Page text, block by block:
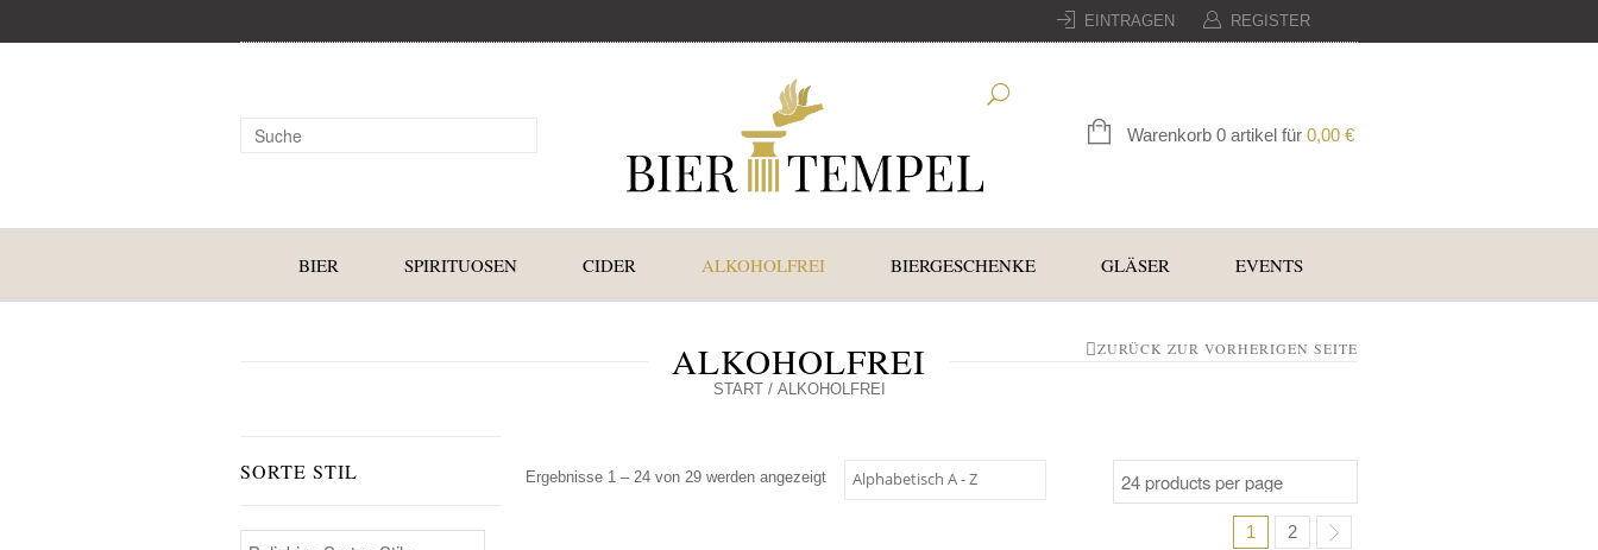
EINTRAGEN REGISTER
Warenkorb 0 artikel für 0,00 €
BIER SPIRITUOSEN CIDER ALKOHOLFREI BIERGESCHENKE GLÄSER EVENTS
ALKOHOLFREI
START/ ALKOHOLFREI
ZURÜCK ZUR VORHERIGEN SEITE
SORTE STIL Ergebnisse 1 – 24 von 29 werden angezeigt
1 2